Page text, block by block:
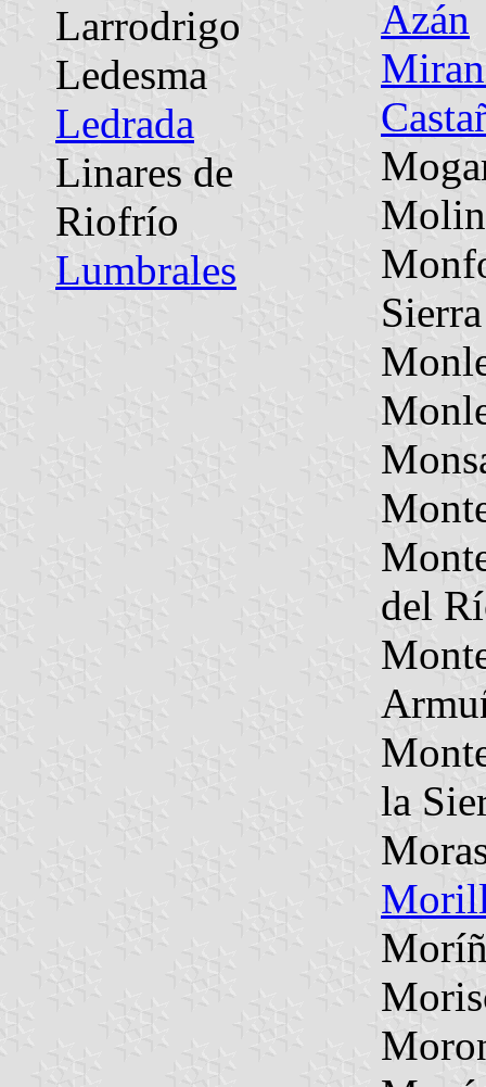
Larrodrigo
Ledesma
Ledrada
Linares de
Riofrío
Lumbrales
Azán
Sierra
del
la